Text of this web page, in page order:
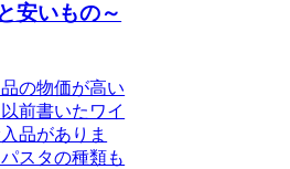
安いもの～
の物価が高い
前書いたワイ
品がありま
スタの種類も